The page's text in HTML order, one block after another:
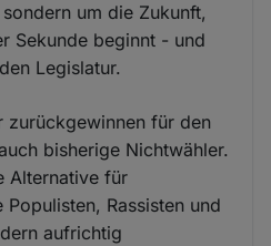
um die Zukunft,
Sekunde beginnt - und
Legislatur.
zurückgewinnen für den
bisherige Nichtwähler.
Alternative für
Rassisten und
aufrichtig